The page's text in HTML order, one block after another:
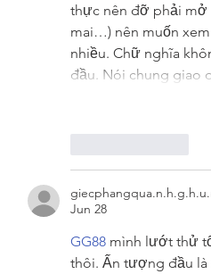
thực nên đỡ phải mở
mai…) nên muốn
nhiều. Chữ nghĩa
đầu. Nói chung giao
Jun 28
GG88 mình lướt thử
thôi. Ấn tượng đầu là